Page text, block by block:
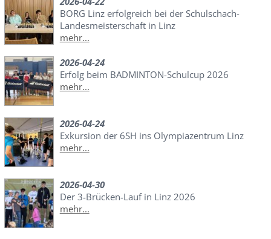
BORG Linz erfolgreich bei der Schulschach-
Landesmeisterschaft in Linz
mehr...
2026-04-24
Erfolg beim BADMINTON-Schulcup 2026
mehr...
2026-04-24
Exkursion der 6SH ins Olympiazentrum Linz
mehr...
2026-04-30
Der 3-Brücken-Lauf in Linz 2026
mehr...